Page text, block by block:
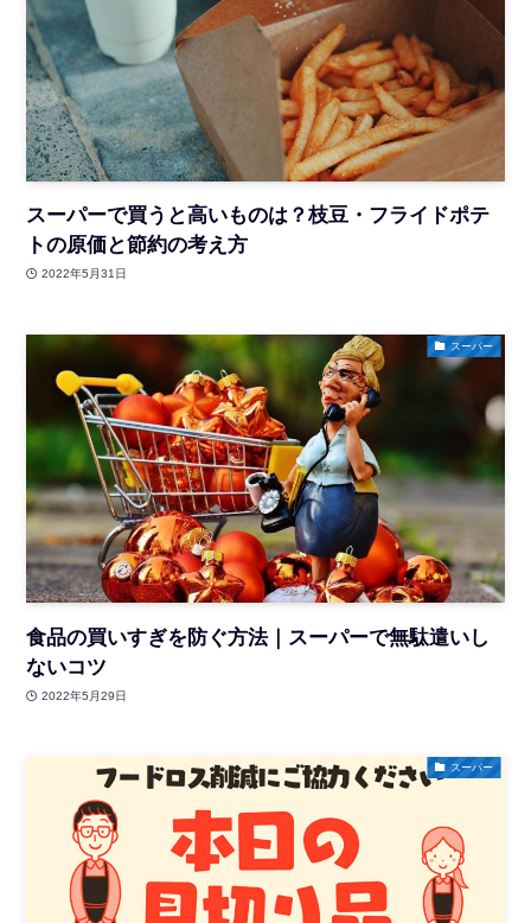
スーパーで買うと高いものは？枝豆・フライドポテ
トの原価と節約の考え方
2022年5月31日
スーパー
食品の買いすぎを防ぐ方法｜スーパーで無駄遣いし
ないコツ
2022年5月29日
スーパー